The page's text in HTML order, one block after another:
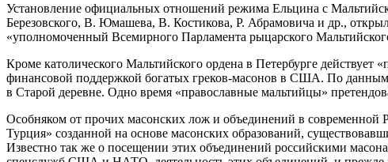
Установление официальных отношений режима Ельцина с
Березовского, В. Юмашева, В. Костикова, Р. Абрамовича и др.,
«уполномоченный Всемирного Парламента рыцарского
Кроме католического Мальтийского ордена в Петербурге
финансовой поддержкой богатых греков-масонов в США. По данным
в Старой деревне. Одно время «православные мальтийцы»
Особняком от прочих масонских лож и объединений в современной
Турция» созданной на основе масонских образований,
Известно так же о посещении этих объединений российскими